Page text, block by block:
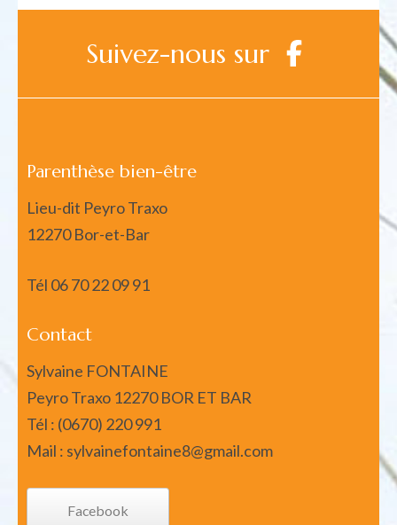
Suivez-nous sur
Parenthèse bien-être
Lieu-dit Peyro Traxo
12270 Bor-et-Bar
Tél 06 70 22 09 91
Contact
Sylvaine FONTAINE
Peyro Traxo 12270 BOR ET BAR
Tél : (0670) 220 991
Mail : sylvainefontaine8@gmail.com
Facebook